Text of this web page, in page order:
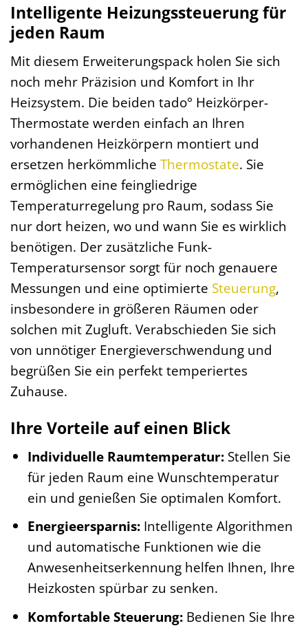
Intelligente Heizungssteuerung für
jeden Raum
Mit diesem Erweiterungspack holen Sie sich
noch mehr Präzision und Komfort in Ihr
Heizsystem. Die beiden tado° Heizkörper-
Thermostate werden einfach an Ihren
vorhandenen Heizkörpern montiert und
ersetzen herkömmliche Thermostate. Sie
ermöglichen eine feingliedrige
Temperaturregelung pro Raum, sodass Sie
nur dort heizen, wo und wann Sie es wirklich
benötigen. Der zusätzliche Funk-
Temperatursensor sorgt für noch genauere
Messungen und eine optimierte Steuerung,
insbesondere in größeren Räumen oder
solchen mit Zugluft. Verabschieden Sie sich
von unnötiger Energieverschwendung und
begrüßen Sie ein perfekt temperiertes
Zuhause.
Ihre Vorteile auf einen Blick
Individuelle Raumtemperatur:Stellen Sie
für jeden Raum eine Wunschtemperatur
ein und genießen Sie optimalen Komfort.
Energieersparnis:Intelligente Algorithmen
und automatische Funktionen wie die
Anwesenheitserkennung helfen Ihnen, Ihre
Heizkosten spürbar zu senken.
Komfortable Steuerung:Bedienen Sie Ihre